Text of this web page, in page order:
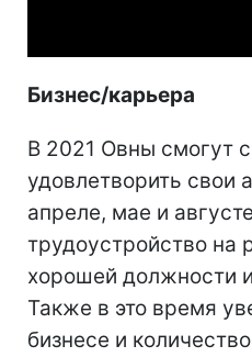
Бизнес/карьера
В 2021 Овны смогут
удовлетворить свои
апреле, мае и
трудоустройство на
хорошей должности
Также в это время
бизнесе и